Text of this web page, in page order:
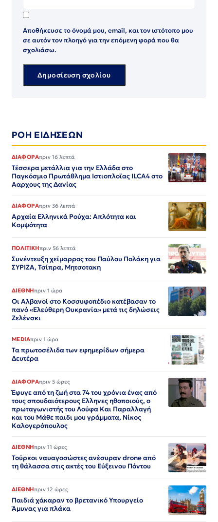
Αποθήκευσε το όνομά μου, email, και τον ιστότοπο μου
σε αυτόν τον πλοηγό για την επόμενη φορά που θα
σχολιάσω.
ΡΟΗ ΕΙΔΗΣΕΩΝ
ΔΙΑΦΟΡΑπριν 16 λεπτά
Τέσσερα μετάλλια για την Ελλάδα στο
Παγκόσμιο Πρωτάθλημα Ιστιοπλοϊας ILCA4 στο
Ααρχους της Δανίας
ΔΙΑΦΟΡΑπριν 36 λεπτά
Αρχαία Ελληνικά Ρούχα: Απλότητα και
Κομψότητα
ΠΟΛΙΤΙΚΗπριν 56 λεπτά
Συνέντευξη χείμαρρος του Παύλου Πολάκη για
ΣΥΡΙΖΑ, Τσίπρα, Μητσοτακη
ΔΙΕΘΝΗπριν 1 ώρα
Οι Αλβανοί στο Κοσσυφοπέδιο κατέβασαν το
πανό «Ελεύθερη Ουκρανία» μετά τις δηλώσεις
Ζελένσκι
MEDIAπριν 1 ώρα
Τα πρωτοσέλιδα των εφημερίδων σήμερα
Δευτέρα
ΔΙΑΦΟΡΑπριν 5 ώρες
Έφυγε από τη ζωή στα 74 του χρόνια ένας από
τους σπουδαιότερους Ελληνες ηθοποιούς, ο
πρωταγωνιστής του Λούφα Και Παραλλαγή
και του Μάθε παιδι μου γράμματα, Νίκος
Καλογερόπουλος
ΔΙΕΘΝΗπριν 11 ώρες
Τούρκοι ναυαγοσώστες ανέσυραν drone από
τη θάλασσα στις ακτές του Εύξεινου Πόντου
ΔΙΕΘΝΗπριν 12 ώρες
Παιδιά χάκαραν το βρετανικό Υπουργείο
Άμυνας για πλάκα